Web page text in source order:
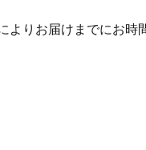
よりお届けまでにお時